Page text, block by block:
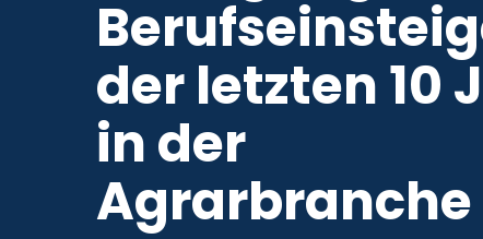
der letzten 10
in der
Agrarbranche